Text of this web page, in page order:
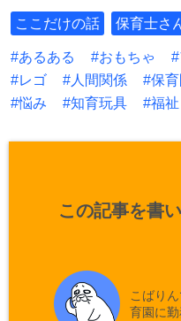
ここだけの話 保育士さ
あるある おもちゃ
レゴ
人間関係 保育
悩み
知育玩具 福祉
この記事を書
こばり
育園に